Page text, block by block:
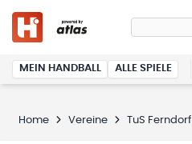
MEIN HANDBALL ALLE SPIELE
Home Vereine TuS Ferndorf